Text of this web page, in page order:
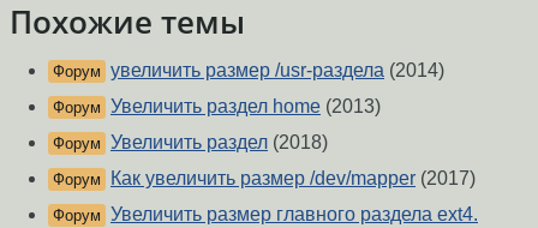
Похожие темы
Форум увеличить размер /usr-раздела (2014)
Форум Увеличить раздел home (2013)
Форум Увеличить раздел (2018)
Форум Как увеличить размер /dev/mapper (2017)
Форум Увеличить размер главного раздела ext4.